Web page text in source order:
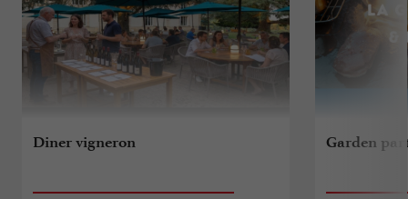
Diner vigneron Garden